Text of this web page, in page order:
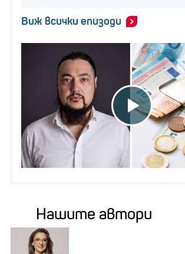
Виж всички епизоди
Нашите автори